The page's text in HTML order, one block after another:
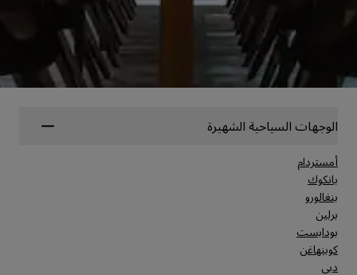
الوجهات السياحية الشهيرة
أمستردام
بانكوك
بنغالورو
برلين
بودابست
كوبنهاغن
دبي